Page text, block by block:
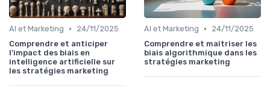
AI et Marketing •
24/11/2025
Comprendre et anticiper
l'impact des biais en
intelligence artificielle sur
les stratégies marketing
AI et Marketing •
24/11/2025
Comprendre et maîtriser les
biais algorithmique dans les
stratégies marketing